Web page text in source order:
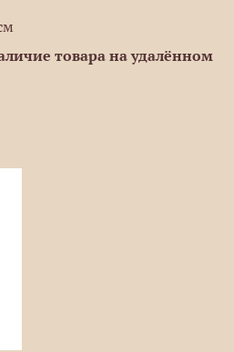
товара на удалённом